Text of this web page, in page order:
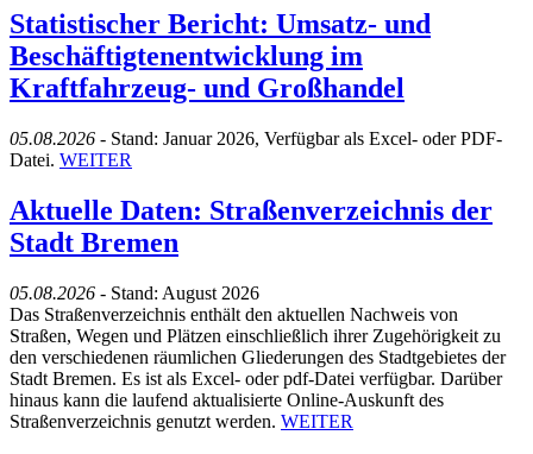
Statistischer Bericht: Umsatz- und
Beschäftigtenentwicklung im
Kraftfahrzeug- und Großhandel
05.08.2026 - Stand: Januar 2026, Verfügbar als Excel- oder PDF-
Datei. WEITER
Aktuelle Daten: Straßenverzeichnis der
Stadt Bremen
05.08.2026 - Stand: August 2026
Das Straßenverzeichnis enthält den aktuellen Nachweis von
Straßen, Wegen und Plätzen einschließlich ihrer Zugehörigkeit zu
den verschiedenen räumlichen Gliederungen des Stadtgebietes der
Stadt Bremen. Es ist als Excel- oder pdf-Datei verfügbar. Darüber
hinaus kann die laufend aktualisierte Online-Auskunft des
Straßenverzeichnis genutzt werden. WEITER